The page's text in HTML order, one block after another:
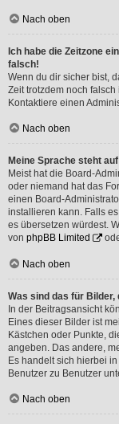
Nach oben
Ich habe die Zeitzone
falsch!
Wenn du dir sicher bist,
Zeit trotzdem noch
Kontaktiere einen
Nach oben
Meine Sprache steht
Meist hat die Board-
oder niemand hat das
einen Board-
installieren kann. Falls
es übersetzen würdest.
von phpBB Limited
Nach oben
Was sind das für
In der Beitragsansicht
Eines dieser Bilder ist
Kästchen oder Punkte,
angeben. Das andere,
Es handelt sich hierbei
Benutzer zu Benutzer
Nach oben